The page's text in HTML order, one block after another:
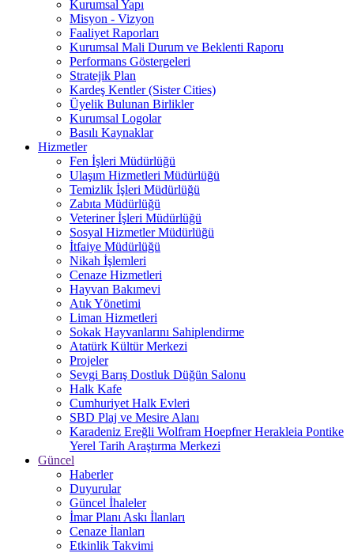
Kurumsal Yapı
Misyon - Vizyon
Faaliyet Raporları
Kurumsal Mali Durum ve Beklenti Raporu
Performans Göstergeleri
Stratejik Plan
Kardeş Kentler (Sister Cities)
Üyelik Bulunan Birlikler
Kurumsal Logolar
Basılı Kaynaklar
Hizmetler
Fen İşleri Müdürlüğü
Ulaşım Hizmetleri Müdürlüğü
Temizlik İşleri Müdürlüğü
Zabıta Müdürlüğü
Veteriner İşleri Müdürlüğü
Sosyal Hizmetler Müdürlüğü
İtfaiye Müdürlüğü
Nikah İşlemleri
Cenaze Hizmetleri
Hayvan Bakımevi
Atık Yönetimi
Liman Hizmetleri
Sokak Hayvanlarını Sahiplendirme
Atatürk Kültür Merkezi
Projeler
Sevgi Barış Dostluk Düğün Salonu
Halk Kafe
Cumhuriyet Halk Evleri
SBD Plaj ve Mesire Alanı
Karadeniz Ereğli Wolfram Hoepfner Herakleia Pontike
Yerel Tarih Araştırma Merkezi
Güncel
Haberler
Duyurular
Güncel İhaleler
İmar Planı Askı İlanları
Cenaze İlanları
Etkinlik Takvimi